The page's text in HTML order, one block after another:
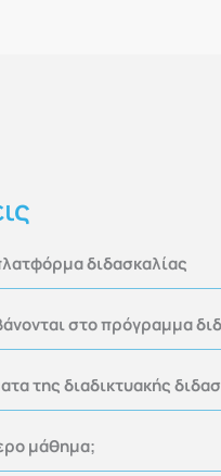
διδασκαλίας
στο πρόγραμμα
της διαδικτυακής
μάθημα;